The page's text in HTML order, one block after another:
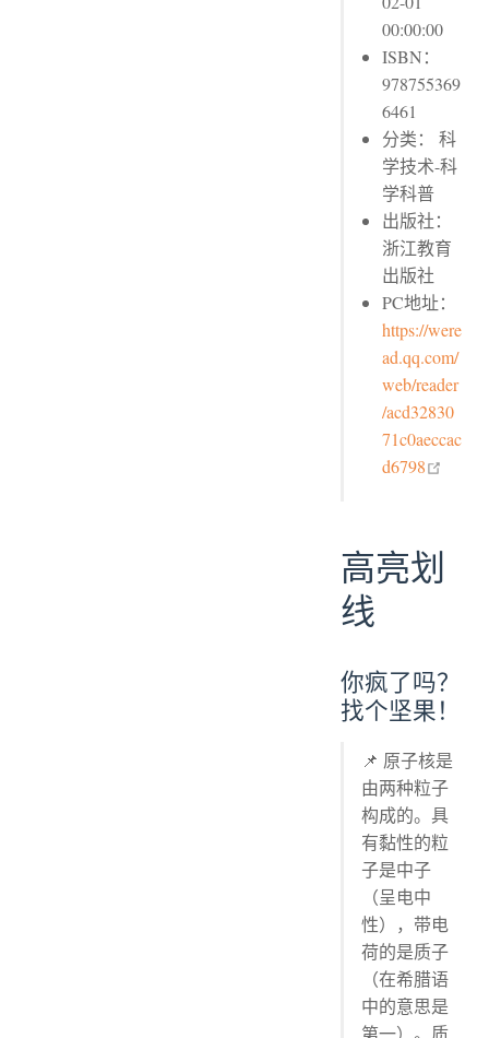
00:00:00
ISBN：
978755369
6461
分类： 科
学技术-科
学科普
出版社：
浙江教育
出版社
PC地址：
https://were
ad.qq.com/
web/reader
/acd32830
71c0aeccac
d6798
高亮划
线
你疯了吗？
找个坚果！
📌 原子核是
由两种粒子
构成的。具
有黏性的粒
子是中子
（呈电中
性），带电
荷的是质子
（在希腊语
中的意思是
第一）。质